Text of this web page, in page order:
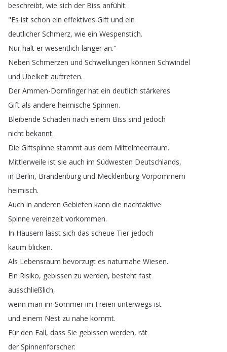
beschreibt, wie sich der Biss anfühlt:
"Es ist schon ein effektives Gift und ein
deutlicher Schmerz, wie ein Wespenstich.
Nur hält er wesentlich länger an."
Neben Schmerzen und Schwellungen können Schwindel
und Übelkeit auftreten.
Der Ammen-Dornfinger hat ein deutlich stärkeres
Gift als andere heimische Spinnen.
Bleibende Schäden nach einem Biss sind jedoch
nicht bekannt.
Die Giftspinne stammt aus dem Mittelmeerraum.
Mittlerweile ist sie auch im Südwesten Deutschlands,
in Berlin, Brandenburg und Mecklenburg-Vorpommern
heimisch.
Auch in anderen Gebieten kann die nachtaktive
Spinne vereinzelt vorkommen.
In Häusern lässt sich das scheue Tier jedoch
kaum blicken.
Als Lebensraum bevorzugt es naturnahe Wiesen.
Ein Risiko, gebissen zu werden, besteht fast
ausschließlich,
wenn man im Sommer im Freien unterwegs ist
und einem Nest zu nahe kommt.
Für den Fall, dass Sie gebissen werden, rät
der Spinnenforscher: